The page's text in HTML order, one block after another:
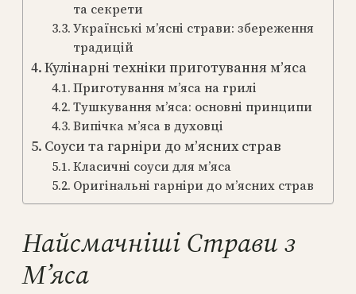
та секрети
Українські м’ясні страви: збереження
традицій
Кулінарні техніки приготування м’яса
Приготування м’яса на грилі
Тушкування м’яса: основні принципи
Випічка м’яса в духовці
Соуси та гарніри до м’ясних страв
Класичні соуси для м’яса
Оригінальні гарніри до м’ясних страв
Найсмачніші Страви з
М’яса